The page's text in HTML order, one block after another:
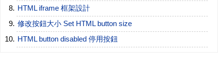
HTML iframe 框架設計
修改按鈕大小 Set HTML button size
HTML button disabled 停用按鈕